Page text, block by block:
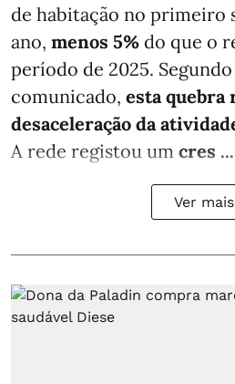
de habitação no primeiro
ano, menos 5% do que o
período de 2025.
comunicado, esta quebra
desaceleração da
A rede registou um cres ...
Ver mais